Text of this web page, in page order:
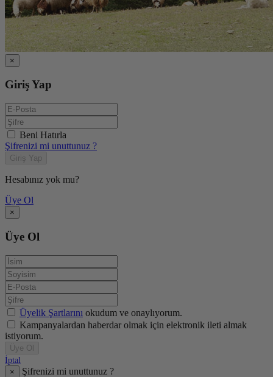
×
Giriş Yap
Beni Hatırla
Şifrenizi mi unuttunuz ?
Giriş Yap
Hesabınız yok mu?
Üye Ol
×
Üye Ol
Üyelik Şartlarını okudum ve onaylıyorum.
Kampanyalardan haberdar olmak için elektronik ileti almak
istiyorum.
Üye Ol
İptal
×
Şifrenizi mi unuttunuz ?